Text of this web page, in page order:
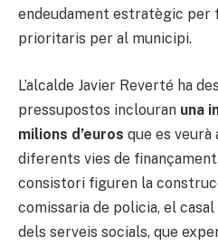
endeudament estratègic per
prioritaris per al municipi.
L’alcalde Javier Reverté ha
pressupostos inclouran una
milions d’euros que es veurà
diferents vies de
consistori figuren la
comissaria de policia, el
dels serveis socials, que